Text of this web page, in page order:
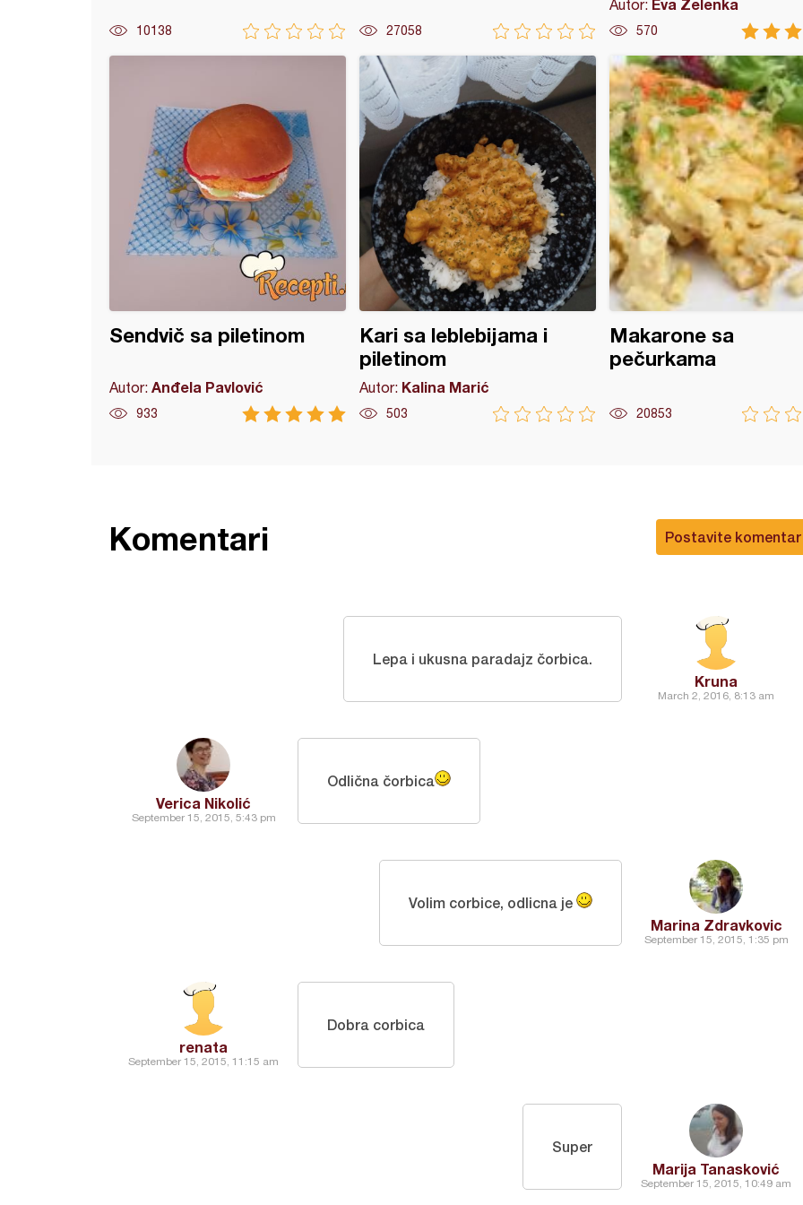
10138 27058
Autor: Eva Zelenka
570
Sendvič sa piletinom
Autor: Anđela Pavlović
933
Kari sa leblebijama i
piletinom
Autor: Kalina Marić
503
Makarone sa
pečurkama
20853
Postavite komentar
Komentari
Kruna
March 2, 2016, 8:13 am
Lepa i ukusna paradajz čorbica.
Verica Nikolić
September 15, 2015, 5:43 pm
Odlična čorbica
Marina Zdravkovic
September 15, 2015, 1:35 pm
Volim corbice, odlicna je
renata
September 15, 2015, 11:15 am
Dobra corbica
Marija Tanasković
September 15, 2015, 10:49 am
Super